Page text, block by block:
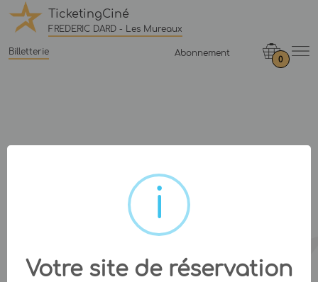
TicketingCiné
FREDERIC DARD - Les Mureaux
Billetterie Abonnement
0
Votre site de réservation